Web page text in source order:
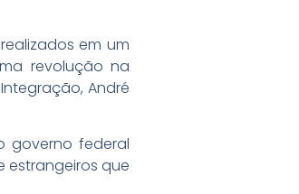
em um
revolução na
André
governo federal
estrangeiros que